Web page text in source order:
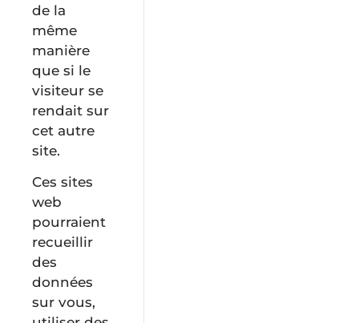
de la
même
manière
que si le
visiteur se
rendait sur
cet autre
site.
Ces sites
web
pourraient
recueillir
des
données
sur vous,